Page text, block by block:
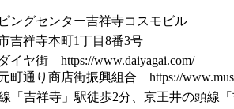
ングセンター吉祥寺コスモビル
吉祥寺本町1丁目8番3号
イヤ街 https://www.daiyagai.com/
町通り商店街振興組合 https://
「吉祥寺」駅徒歩2分、京王井の頭線